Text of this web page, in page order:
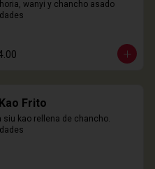
wanyi y chancho asado
Frito
siu kao rellena de chancho.